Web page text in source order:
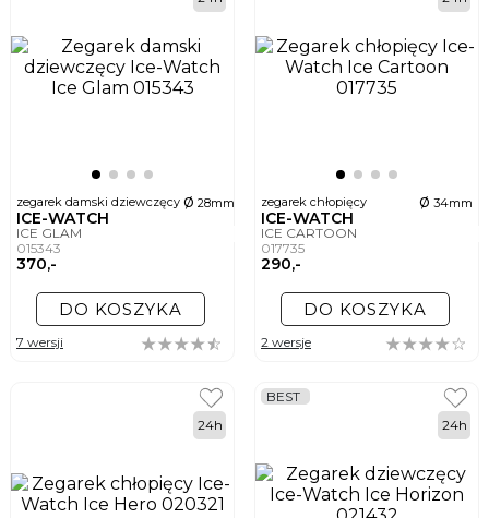
- to wszystko przełomowe momenty dla dziecka, a zegarek może się stać
zegarek damski dziewczęcy ø 28mm
ICE-WATCH
ICE GLAM
015343
370,-
DO KOSZYKA
7 wersji
zegarek chłopięcy ø 34mm
ICE-WATCH
ICE CARTOON
017735
290,-
DO KOSZYKA
2 wersje
24h
BEST
24h